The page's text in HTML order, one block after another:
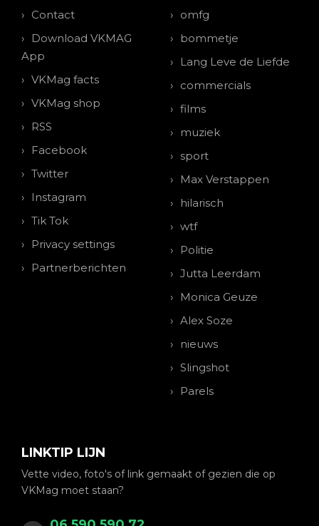
Contact
Download VKMAG
App
VKMag facts
VKMag shop
RSS
Facebook
Twitter
Instagram
Tik Tok
Privacy settings
Partnerberichten
omfg
bommetje
Lang Leve de Liefde
commercials
films
muziek
sport
Max Verstappen
hilarisch
wtf
Politie
Jutta Leerdam
Monica Geuze
Alex Soze
nieuws
Slingshot
Parels
LINKTIP LIJN
Vette video, foto's of link gemaakt of gezien die op
VKMag moet staan?